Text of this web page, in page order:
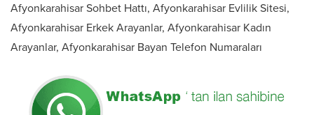
Afyonkarahisar Sohbet Hattı, Afyonkarahisar Evlilik Sitesi,
Afyonkarahisar Erkek Arayanlar, Afyonkarahisar Kadın
Arayanlar, Afyonkarahisar Bayan Telefon Numaraları